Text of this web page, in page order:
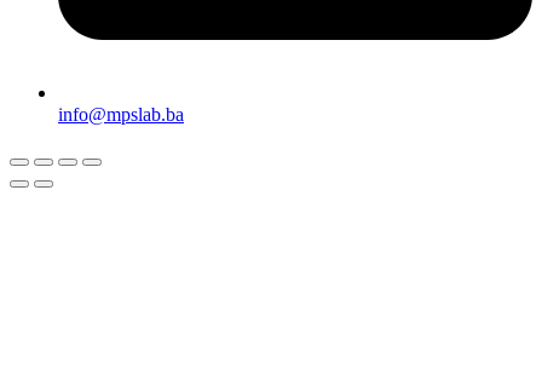
info@mpslab.ba